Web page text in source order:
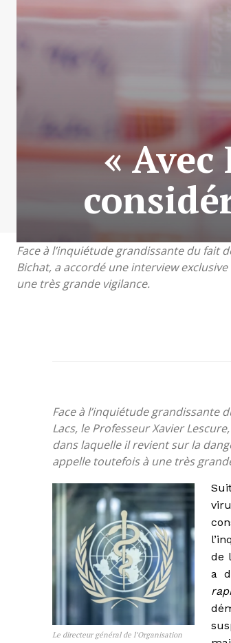
Face à l’inquiétude grandissante du fait
Bichat, a accordé une interview
une très grande vigilance.
«
Face à l’inquiétude grandissante
Lacs, le Professeur Xavier
dans laquelle il revient sur la
appelle toutefois à une très
Le directeur général de l’Organisation
de
a